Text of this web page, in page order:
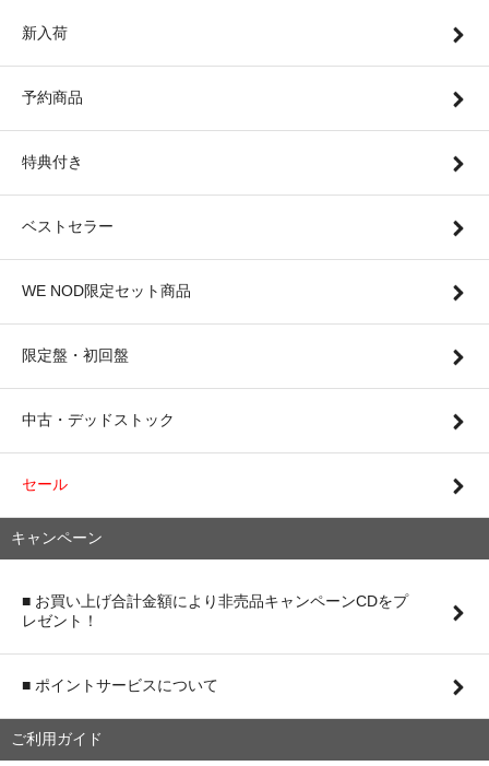
新入荷
予約商品
特典付き
ベストセラー
WE NOD限定セット商品
限定盤・初回盤
中古・デッドストック
セール
キャンペーン
■ お買い上げ合計金額により非売品キャンペーンCDをプ
レゼント！
■ ポイントサービスについて
ご利用ガイド